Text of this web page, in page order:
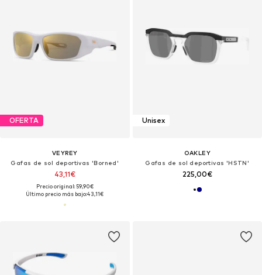
OFERTA
VEYREY
Gafas de sol deportivas 'Borned'
43,11€
Precio original: 59,90€
Último precio más bajo:43,11€
Unisex
OAKLEY
Gafas de sol deportivas 'HSTN'
225,00€